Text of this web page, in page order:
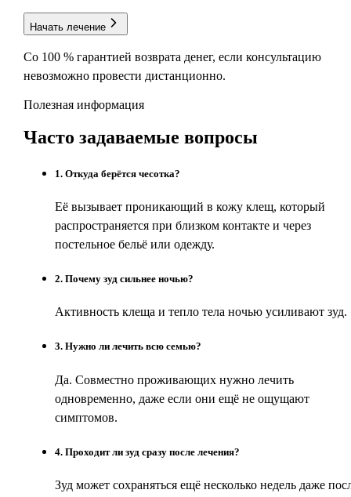
Начать лечение
Со 100 % гарантией возврата денег, если консультацию
невозможно провести дистанционно.
Полезная информация
Часто задаваемые вопросы
1. Откуда берётся чесотка?
Её вызывает проникающий в кожу клещ, который
распространяется при близком контакте и через
постельное бельё или одежду.
2. Почему зуд сильнее ночью?
Активность клеща и тепло тела ночью усиливают зуд.
3. Нужно ли лечить всю семью?
Да. Совместно проживающих нужно лечить
одновременно, даже если они ещё не ощущают
симптомов.
4. Проходит ли зуд сразу после лечения?
Зуд может сохраняться ещё несколько недель даже